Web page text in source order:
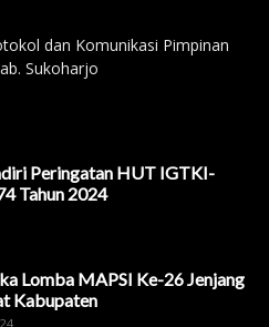
dan Komunikasi Pimpinan
Sukoharjo
Peringatan HUT IGTKI-
Tahun 2024
Lomba MAPSI Ke-26 Jenjang
Kabupaten